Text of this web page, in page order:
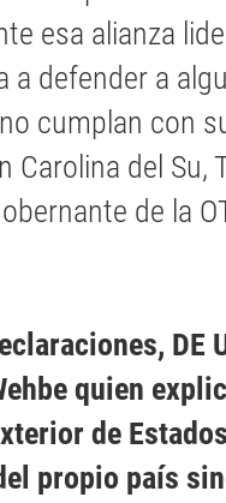
esa alianza
a defender a
cumplan con
Carolina del Su,
de la
DE
quien
de
propio país